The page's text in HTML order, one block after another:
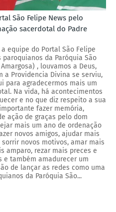
São Felipe News pelo
sacerdotal do Padre
equipe do Portal São Felipe
da Paróquia São
, louvamos a Deus,
a Providencia Divina se serviu,
para agradecermos mais um
Na vida, há acontecimentos
e no que diz respeito a sua
fazer memória,
ação de graças pelo dom
mais um ano de ordenação
novos amigos, ajudar mais
novos motivos, amar mais
amparo, rezar mais preces e
e também amadurecer um
de lançar as redes como uma
da Paróquia São...